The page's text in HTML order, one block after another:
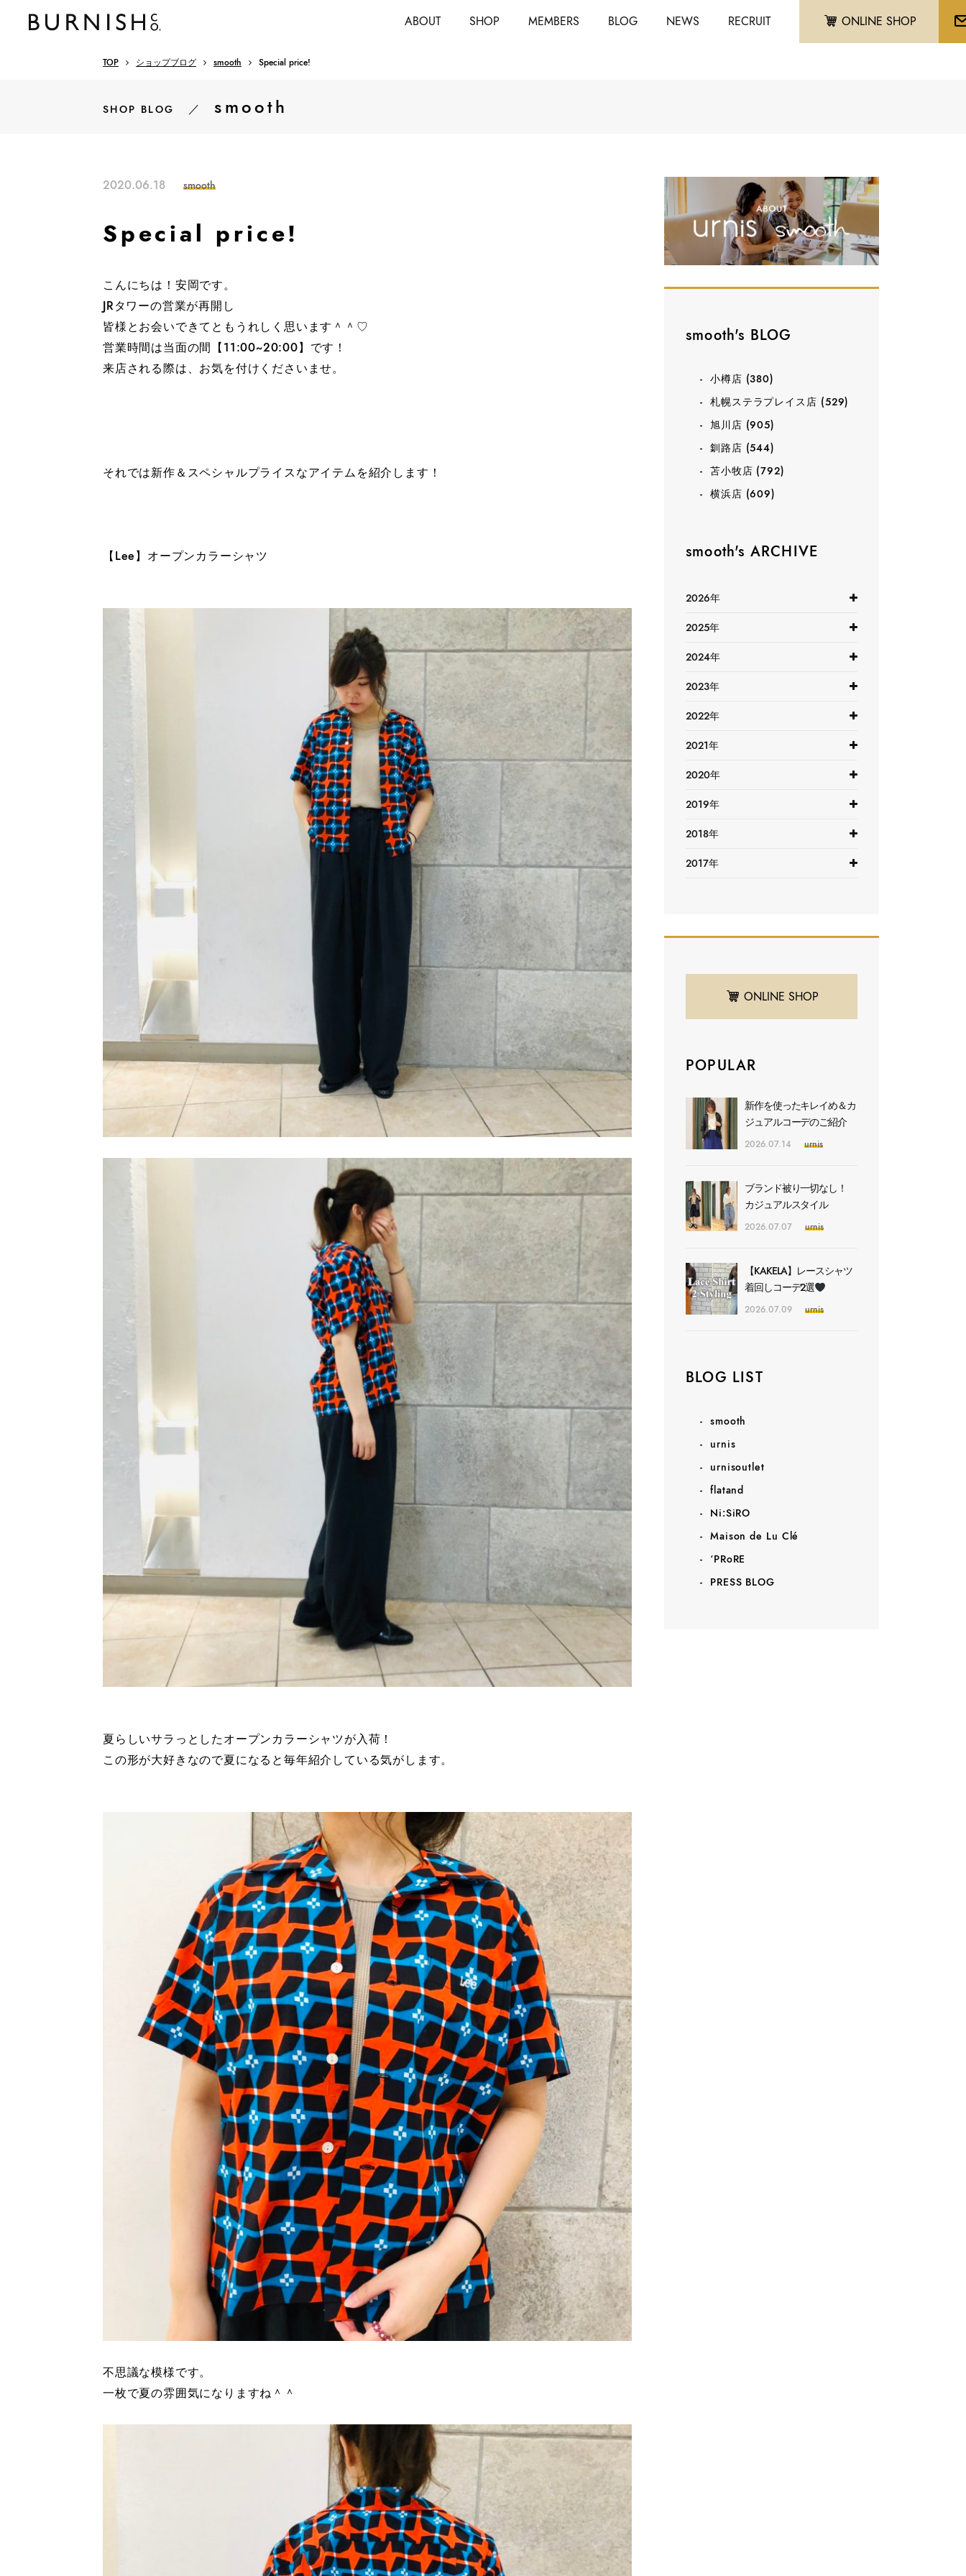
ABOUT SHOP MEMBERS BLOG NEWS RECRUIT ONLINE SHOP
TOP ショップブログ smooth Special price!
SHOP BLOG ／ smooth
2020.06.18 smooth
Special price!
こんにちは！安岡です。
JRタワーの営業が再開し
皆様とお会いできてともうれしく思います＾＾♡
営業時間は当面の間【11:00~20:00】です！
来店される際は、お気を付けくださいませ。
それでは新作＆スペシャルプライスなアイテムを紹介します！
【Lee】オープンカラーシャツ
夏らしいサラっとしたオープンカラーシャツが入荷！
この形が大好きなので夏になると毎年紹介している気がします。
不思議な模様です。
一枚で夏の雰囲気になりますね＾＾
smooth's BLOG
小樽店 (380)
札幌ステラプレイス店 (529)
旭川店 (905)
釧路店 (544)
苫小牧店 (792)
横浜店 (609)
smooth's ARCHIVE
2026年
2025年
2024年
2023年
2022年
2021年
2020年
2019年
2018年
2017年
ONLINE SHOP
POPULAR
新作を使ったキレイめ＆カ
ジュアルコーデのご紹介
2026.07.14 urnis
ブランド被り一切なし！
カジュアルスタイル
2026.07.07 urnis
【KAKELA】レースシャツ
着回しコーデ2選
2026.07.09 urnis
BLOG LIST
smooth
urnis
urnisoutlet
flatand
Ni:SiRO
Maison de Lu Clé
‘PRoRE
PRESS BLOG